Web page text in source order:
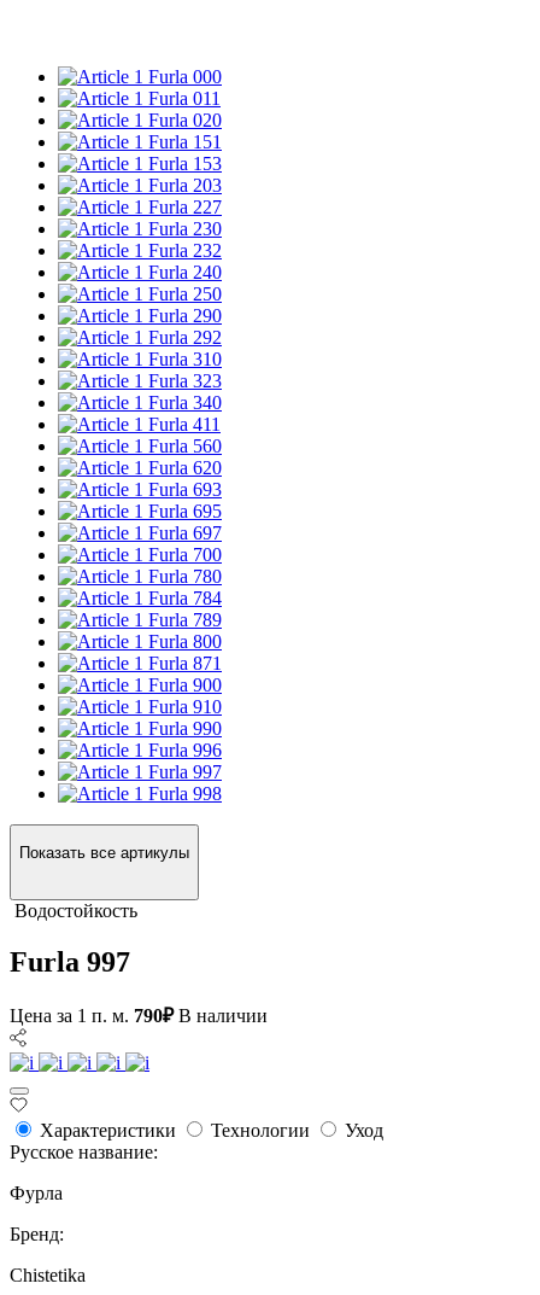
Furla 000
Furla 011
Furla 020
Furla 151
Furla 153
Furla 203
Furla 227
Furla 230
Furla 232
Furla 240
Furla 250
Furla 290
Furla 292
Furla 310
Furla 323
Furla 340
Furla 411
Furla 560
Furla 620
Furla 693
Furla 695
Furla 697
Furla 700
Furla 780
Furla 784
Furla 789
Furla 800
Furla 871
Furla 900
Furla 910
Furla 990
Furla 996
Furla 997
Furla 998
Показать все артикулы
Водостойкость
Furla 997
Цена за 1 п. м. 790₽ В наличии
Характеристики Технологии
Уход
Русское название:
Фурла
Бренд:
Chistetika